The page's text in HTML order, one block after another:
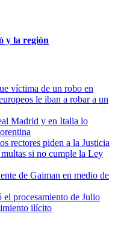
víctima de un robo en
le iban a robar a un
Madrid y en Italia lo
rectores piden a la Justicia
si no cumple la Ley
de Gaiman en medio de
procesamiento de Julio
ilícito